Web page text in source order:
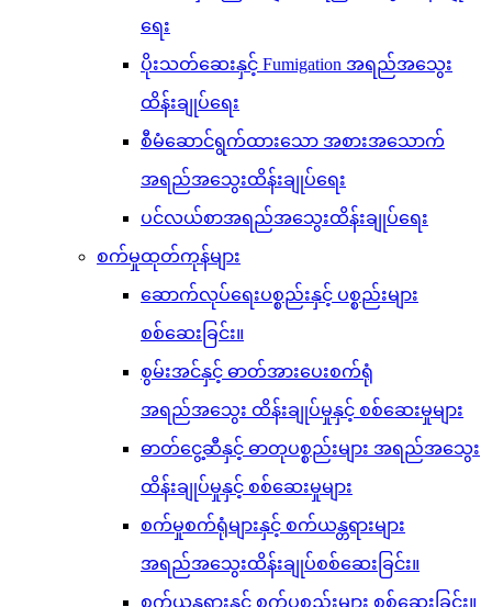
ရေး
ပိုးသတ်ဆေးနှင့် Fumigation အရည်အသွေး
ထိန်းချုပ်ရေး
စီမံဆောင်ရွက်ထားသော အစားအသောက်
အရည်အသွေးထိန်းချုပ်ရေး
ပင်လယ်စာအရည်အသွေးထိန်းချုပ်ရေး
စက်မှုထုတ်ကုန်များ
ဆောက်လုပ်ရေးပစ္စည်းနှင့် ပစ္စည်းများ
စစ်ဆေးခြင်း။
စွမ်းအင်နှင့် ဓာတ်အားပေးစက်ရုံ
အရည်အသွေး ထိန်းချုပ်မှုနှင့် စစ်ဆေးမှုများ
ဓာတ်ငွေ့ဆီနှင့် ဓာတုပစ္စည်းများ အရည်အသွေး
ထိန်းချုပ်မှုနှင့် စစ်ဆေးမှုများ
စက်မှုစက်ရုံများနှင့် စက်ယန္တရားများ
အရည်အသွေးထိန်းချုပ်စစ်ဆေးခြင်း။
စက်ယန္တရားနှင့် စက်ပစ္စည်းများ စစ်ဆေးခြင်း။